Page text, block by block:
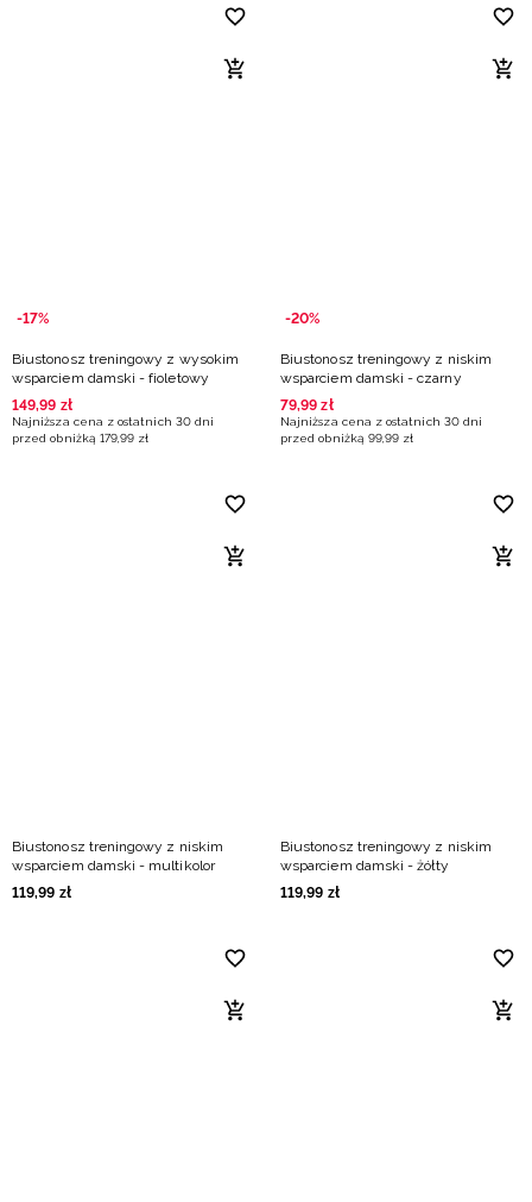
-17%
Biustonosz treningowy z wysokim
wsparciem damski - fioletowy
149,99 zł
Najniższa cena z ostatnich 30 dni
przed obniżką 179,99 zł
-20%
Biustonosz treningowy z niskim
wsparciem damski - czarny
79,99 zł
Najniższa cena z ostatnich 30 dni
przed obniżką 99,99 zł
Biustonosz treningowy z niskim
wsparciem damski - multikolor
119,99 zł
Biustonosz treningowy z niskim
wsparciem damski - żółty
119,99 zł